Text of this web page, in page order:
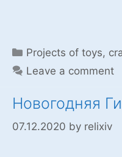
Categories
Projects of toys,
Leave a comment
Новогодняя
07.12.2020 by relixiv